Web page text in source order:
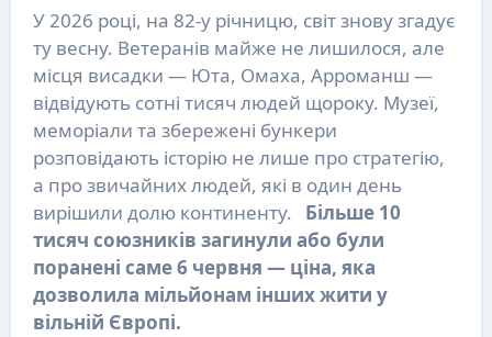
У 2026 році, на 82-у річницю, світ знову згадує
ту весну. Ветеранів майже не лишилося, але
місця висадки — Юта, Омаха, Арроманш —
відвідують сотні тисяч людей щороку. Музеї,
меморіали та збережені бункери
розповідають історію не лише про стратегію,
а про звичайних людей, які в один день
вирішили долю континенту.
Більше 10
тисяч союзників загинули або були
поранені саме 6 червня — ціна, яка
дозволила мільйонам інших жити у
вільній Європі.